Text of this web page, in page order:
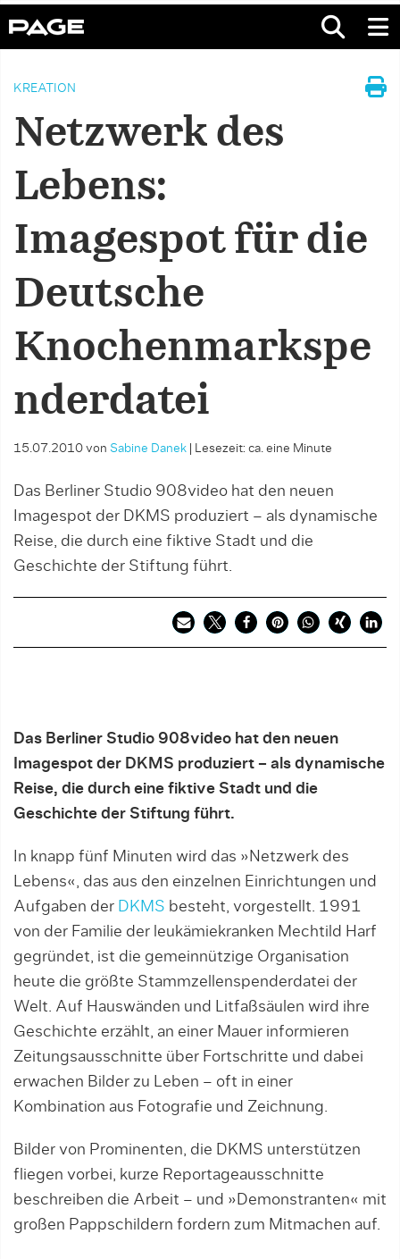
KREATION
Netzwerk des
Lebens:
Imagespot für die
Deutsche
Knochenmarkspe
nderdatei
15.07.2010 von Sabine Danek Lesezeit: ca. eine Minute
Das Berliner Studio 908video hat den neuen
Imagespot der DKMS produziert – als dynamische
Reise, die durch eine fiktive Stadt und die
Geschichte der Stiftung führt.
Das Berliner Studio 908video hat den neuen
Imagespot der DKMS produziert – als dynamische
Reise, die durch eine fiktive Stadt und die
Geschichte der Stiftung führt.
In knapp fünf Minuten wird das »Netzwerk des
Lebens«, das aus den einzelnen Einrichtungen und
Aufgaben der DKMS besteht, vorgestellt. 1991
von der Familie der leukämiekranken Mechtild Harf
gegründet, ist die gemeinnützige Organisation
heute die größte Stammzellenspenderdatei der
Welt. Auf Hauswänden und Litfaßsäulen wird ihre
Geschichte erzählt, an einer Mauer informieren
Zeitungsausschnitte über Fortschritte und dabei
erwachen Bilder zu Leben – oft in einer
Kombination aus Fotografie und Zeichnung.
Bilder von Prominenten, die DKMS unterstützen
fliegen vorbei, kurze Reportageausschnitte
beschreiben die Arbeit – und »Demonstranten« mit
großen Pappschildern fordern zum Mitmachen auf.